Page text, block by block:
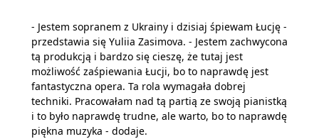
- Jestem sopranem z Ukrainy i dzisiaj śpiewam Łucję -
przedstawia się Yuliia Zasimova. - Jestem zachwycona
tą produkcją i bardzo się cieszę, że tutaj jest
możliwość zaśpiewania Łucji, bo to naprawdę jest
fantastyczna opera. Ta rola wymagała dobrej
techniki. Pracowałam nad tą partią ze swoją pianistką
i to było naprawdę trudne, ale warto, bo to naprawdę
piękna muzyka - dodaje.